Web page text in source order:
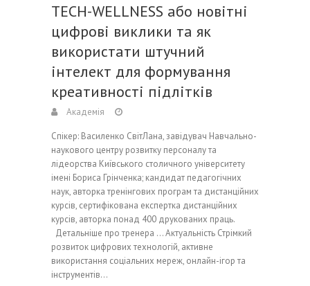
TECH-WELLNESS або новітні
цифрові виклики та як
використати штучний
інтелект для формування
креативності підлітків
Академія
Спікер: Василенко СвітЛана, завідувач Навчально-
наукового центру розвитку персоналу та
лідеорства Київського столичного університету
імені Бориса Грінченка; кандидат педагогічних
наук, авторка тренінгових програм та дистанційних
курсів, сертифікована експертка дистанційних
курсів, авторка понад 400 друкованих праць.
Детальніше про тренера … Актуальність Стрімкий
розвиток цифрових технологій, активне
використання соціальних мереж, онлайн-ігор та
інструментів…